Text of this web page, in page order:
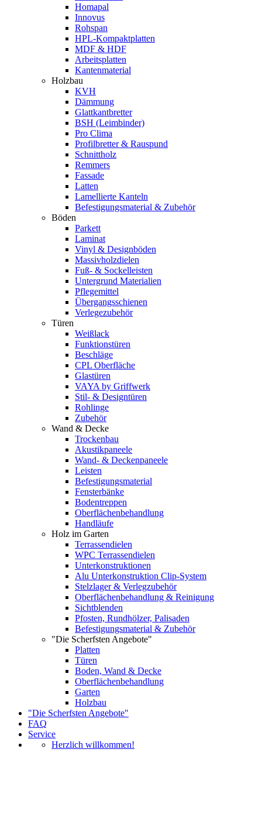
Homapal
Innovus
Rohspan
HPL-Kompaktplatten
MDF & HDF
Arbeitsplatten
Kantenmaterial
Holzbau
KVH
Dämmung
Glattkantbretter
BSH (Leimbinder)
Pro Clima
Profilbretter & Rauspund
Schnittholz
Remmers
Fassade
Latten
Lamellierte Kanteln
Befestigungsmaterial & Zubehör
Böden
Parkett
Laminat
Vinyl & Designböden
Massivholzdielen
Fuß- & Sockelleisten
Untergrund Materialien
Pflegemittel
Übergangsschienen
Verlegezubehör
Türen
Weißlack
Funktionstüren
Beschläge
CPL Oberfläche
Glastüren
VAYA by Griffwerk
Stil- & Designtüren
Rohlinge
Zubehör
Wand & Decke
Trockenbau
Akustikpaneele
Wand- & Deckenpaneele
Leisten
Befestigungsmaterial
Fensterbänke
Bodentreppen
Oberflächenbehandlung
Handläufe
Holz im Garten
Terrassendielen
WPC Terrassendielen
Unterkonstruktionen
Alu Unterkonstruktion Clip-System
Stelzlager & Verlegzubehör
Oberflächenbehandlung & Reinigung
Sichtblenden
Pfosten, Rundhölzer, Palisaden
Befestigungsmaterial & Zubehör
"Die Scherfsten Angebote"
Platten
Türen
Boden, Wand & Decke
Oberflächenbehandlung
Garten
Holzbau
"Die Scherfsten Angebote"
FAQ
Service
Herzlich willkommen!